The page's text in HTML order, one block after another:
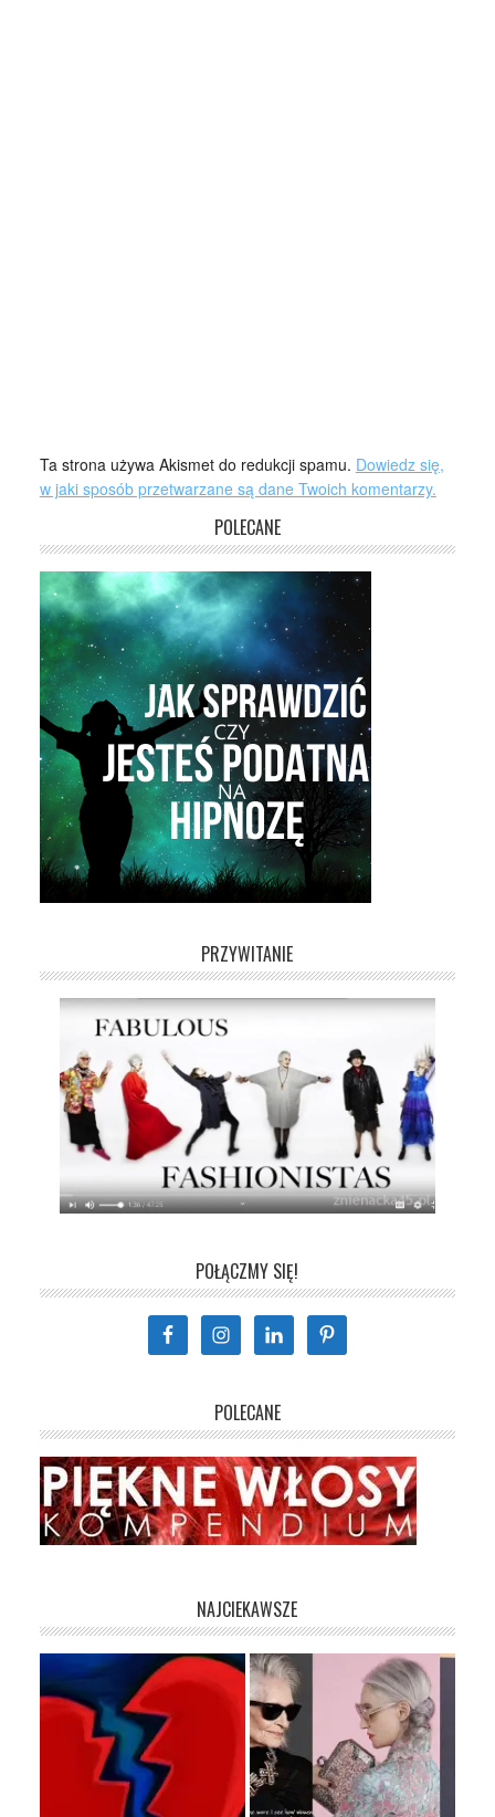
Ta strona używa Akismet do redukcji spamu. Dowiedz się,
w jaki sposób przetwarzane są dane Twoich komentarzy.
POLECANE
PRZYWITANIE
POŁĄCZMY SIĘ!
POLECANE
NAJCIEKAWSZE